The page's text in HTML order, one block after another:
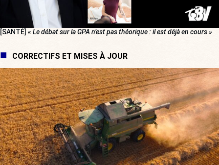
[SANTÉ] « Le débat sur la GPA n’est pas théorique : il est déjà en cours »
CORRECTIFS ET MISES À JOUR